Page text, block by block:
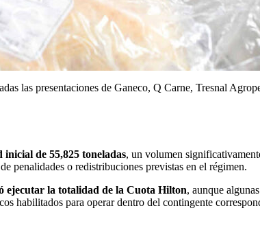
las presentaciones de Ganeco, Q Carne, Tresnal
de 55,825 toneladas, un volumen
penalidades o redistribuciones previstas en el régimen.
ejecutar la totalidad de la Cuota Hilton, aunque
habilitados para operar dentro del contingente